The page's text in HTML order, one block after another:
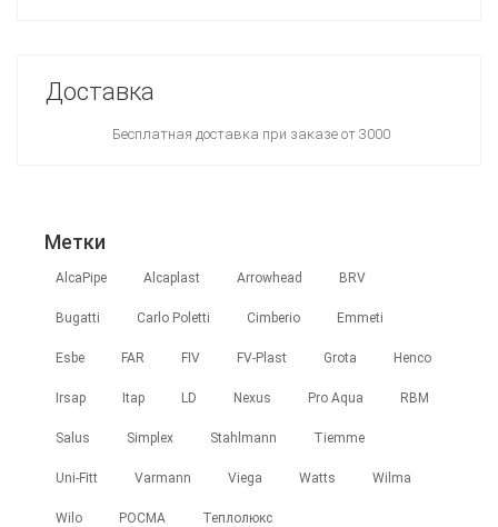
Доставка
Бесплатная доставка при заказе от 3000
Метки
AlcaPipe Alcaplast Arrowhead BRV
Bugatti Carlo Poletti Cimberio Emmeti
Esbe FAR FIV FV-Plast Grota Henco
Irsap Itap LD Nexus Pro Aqua RBM
Salus Simplex Stahlmann Tiemme
Uni-Fitt Varmann Viega Watts Wilma
Wilo РОСМА Теплолюкс